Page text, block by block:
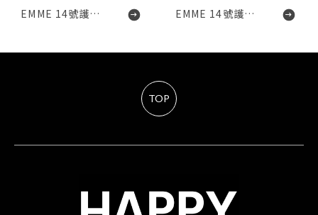
EMME 14號護色洗髮精 EMME 14號護色護髮素
TOP